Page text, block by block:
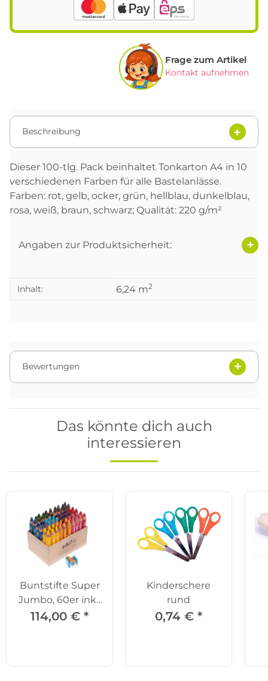
Frage zum Artikel
Kontakt aufnehmen
Beschreibung
Dieser 100-tlg. Pack beinhaltet Tonkarton A4 in 10
verschiedenen Farben für alle Bastelanlässe.
Farben: rot, gelb, ocker, grün, hellblau, dunkelblau,
rosa, weiß, braun, schwarz; Qualität: 220 g/m²
Angaben zur Produktsicherheit:
Produkteigenschaft
Wert
Inhalt: 6,24 m2
Bewertungen
Das könnte dich auch
interessieren
Buntstifte Super
Jumbo, 60er inkl.
Spitzer
114,00 € *
Kinderschere
rund
0,74 € *